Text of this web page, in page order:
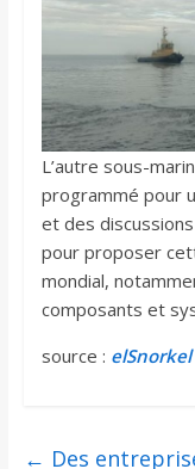
L’autre sous-
programmé pour
et des
pour proposer
mondial,
composants et
source : elSnorkel
← Des